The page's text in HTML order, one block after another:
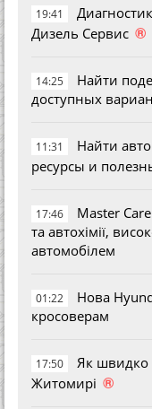
19:41
Дизель Сервис ®
14:25
Найти
доступных
11:31
Найти
ресурсы и
17:46
Master
та автохімії,
автомобілем
01:22
Нова
кросоверам
17:50
Як швидко
Житомирі ®